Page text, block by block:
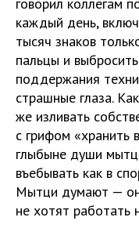
каждый день,
тысяч знаков
пальцы и
поддержания
страшные глаза.
же изливать
с грифом «хранить
глыбыне души
въебывать как в
Мытци думают —
не хотят работать